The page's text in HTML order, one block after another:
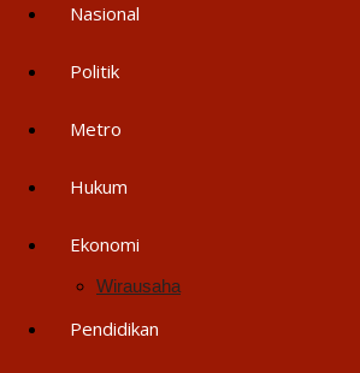
Nasional
Politik
Metro
Hukum
Ekonomi
Wirausaha
Pendidikan